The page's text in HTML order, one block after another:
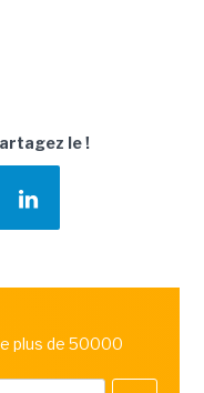
le !
plus de 50000